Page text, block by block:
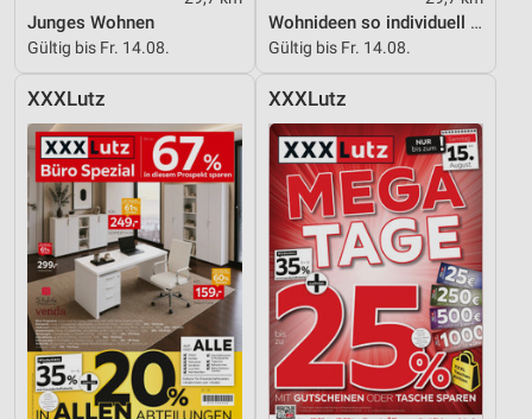
Junges Wohnen
Gültig bis Fr. 14.08.
Wohnideen so individuell wie du!
Gültig bis Fr. 14.08.
XXXLutz XXXLutz